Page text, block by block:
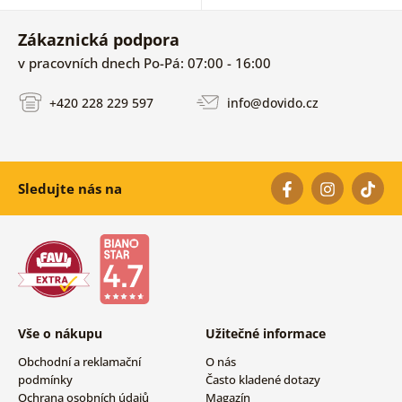
Zákaznická podpora
v pracovních dnech Po-Pá: 07:00 - 16:00
+420 228 229 597 info@dovido.cz
Sledujte nás na
Vše o nákupu
Obchodní a reklamační
podmínky
Ochrana osobních údajů
Užitečné informace
O nás
Často kladené dotazy
Magazín